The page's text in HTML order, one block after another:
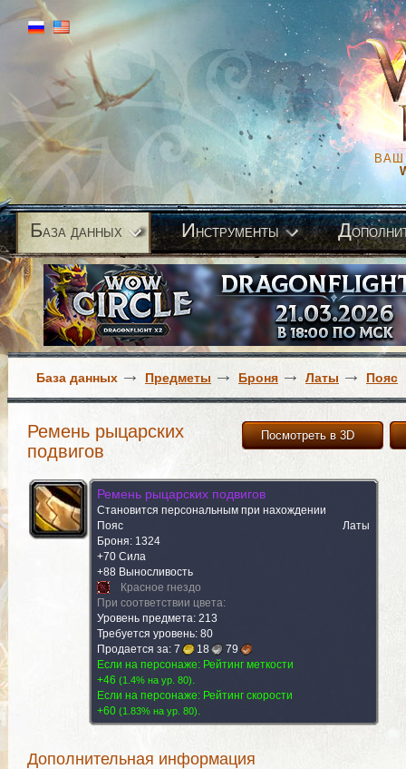
ВАШ
База данных Инструменты Д
База данных Предметы Броня Латы Пояс
Посмотреть в 3D
Ремень рыцарских
подвигов
Ремень рыцарских подвигов
Становится персональным при нахождении
Пояс
Латы
Броня: 1324
+70 Сила
+88 Выносливость
Красное гнездо
При соответствии цвета:
Уровень предмета: 213
Требуется уровень: 80
Продается за: 7 18
79
Если на персонаже: Рейтинг меткости
+46 (1.4% на yp. 80).
Если на персонаже: Рейтинг скорости
+60 (1.83% на yp. 80).
Дополнительная информация
Добывается с (1) Комментарии
Добывается с (1) Комментарии Изображения